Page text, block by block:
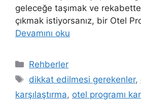
geleceğe taşımak ve
çıkmak istiyorsanız, bir Otel
Devamını oku
Kategoriler
Rehberler
Etiketler
dikkat edilmesi gerekenler,
karşılaştırma, otel programı